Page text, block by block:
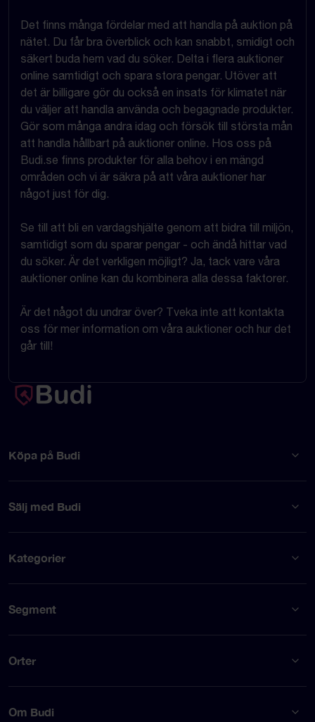
Det finns många fördelar med att handla på auktion på
nätet. Du får bra överblick och kan snabbt, smidigt och
säkert buda hem vad du söker. Delta i flera auktioner
online samtidigt och spara stora pengar. Utöver att
det är billigare gör du också en insats för klimatet när
du väljer att handla använda och begagnade produkter.
Gör som många andra idag och försök till största mån
att handla hållbart på auktioner online. Hos oss på
Budi.se finns produkter för alla behov i en mängd
områden och vi är säkra på att våra auktioner har
något just för dig.
Se till att bli en vardagshjälte genom att bidra till miljön,
samtidigt som du sparar pengar - och ändå hittar vad
du söker. Är det verkligen möjligt? Ja, tack vare våra
auktioner online kan du kombinera alla dessa faktorer.
Är det något du undrar över? Tveka inte att kontakta
oss för mer information om våra auktioner och hur det
går till!
Köpa på Budi
Sälj med Budi
Kategorier
Segment
Orter
Om Budi